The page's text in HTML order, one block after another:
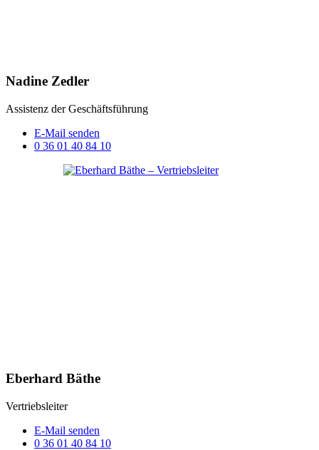
Nadine Zedler
Assistenz der Geschäftsführung
E-Mail senden
0 36 01 40 84 10
Eberhard Bäthe
Vertriebsleiter
E-Mail senden
0 36 01 40 84 10